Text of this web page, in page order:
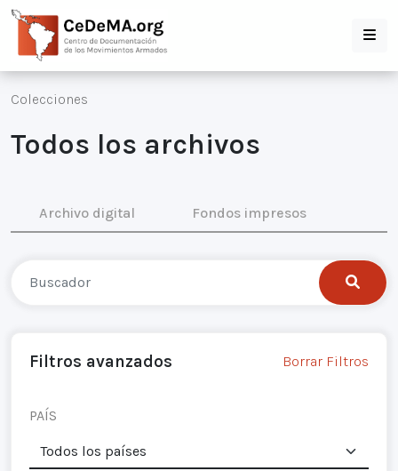
Colecciones
Todos los archivos
Archivo digital Fondos impresos
Filtros avanzados Borrar Filtros
PAÍS